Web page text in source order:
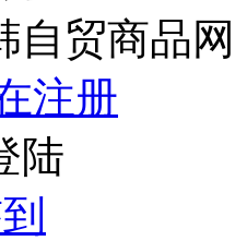
自贸商品网
注册
陆